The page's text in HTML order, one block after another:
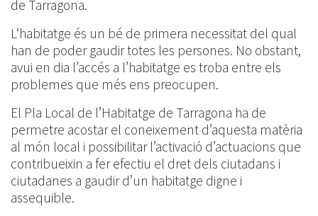
de Tarragona.
L‘habitatge és un bé de primera necessitat del qual
han de poder gaudir totes les persones. No obstant,
avui en dia l’accés a l’habitatge es troba entre els
problemes que més ens preocupen.
El Pla Local de l’Habitatge de Tarragona ha de
permetre acostar el coneixement d’aquesta matèria
al món local i possibilitar l’activació d’actuacions que
contribueixin a fer efectiu el dret dels ciutadans i
ciutadanes a gaudir d’un habitatge digne i
assequible.